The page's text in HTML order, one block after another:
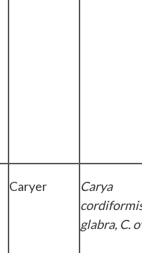
Caryer
Carya
glabra, C.